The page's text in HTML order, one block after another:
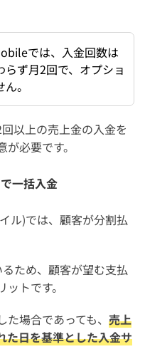
では、入金回数は
ず月2回で、オプショ
。
以上の売上金の入金を
必要です。
一括入金
ル)では、顧客が分割払
ため、顧客が望む支払
トです。
場合であっても、 売上
た日を基準とした入金サ